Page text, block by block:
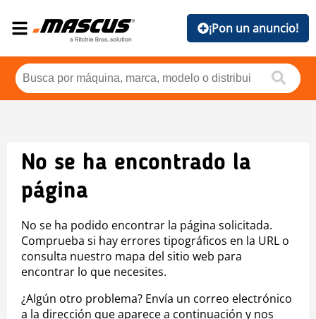
¡Pon un anuncio!
No se ha encontrado la
página
No se ha podido encontrar la página solicitada.
Comprueba si hay errores tipográficos en la URL o
consulta nuestro mapa del sitio web para
encontrar lo que necesites.
¿Algún otro problema? Envía un correo electrónico
a la dirección que aparece a continuación y nos